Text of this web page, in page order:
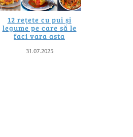
12 rețete cu pui și
legume pe care să le
faci vara asta
31.07.2025